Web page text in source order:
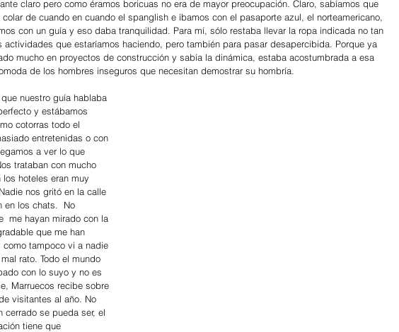
claro pero como éramos boricuas no era de mayor preocupación. Claro, sabíamos que
de cuando en cuando el spanglish e íbamos con el pasaporte azul, el norteamericano,
con un guía y eso daba tranquilidad. Para mí, sólo restaba llevar la ropa indicada no tan
actividades que estaríamos haciendo, pero también para pasar desapercibida. Porque ya
mucho en proyectos de construcción y sabía la dinámica, estaba acostumbrada a esa
de los hombres inseguros que necesitan demostrar su hombría.
nuestro guía hablaba
y estábamos
cotorras todo el
entretenidas o con
a ver lo que
trataban con mucho
los hoteles eran muy
nos gritó en la calle
en los chats.  No
me hayan mirado con la
que me han
como tampoco vi a nadie
rato. Todo el mundo
con lo suyo y no es
Marruecos recibe sobre
visitantes al año. No
cerrado se pueda ser, el
tiene que